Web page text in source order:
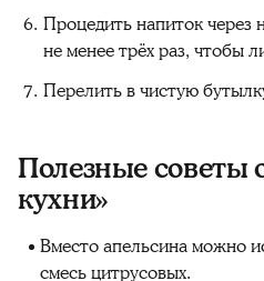
Процедить напиток через
не менее трёх раз, чтобы
Перелить в чистую
Полезные советы
кухни»
Вместо апельсина можно
смесь цитрусовых.